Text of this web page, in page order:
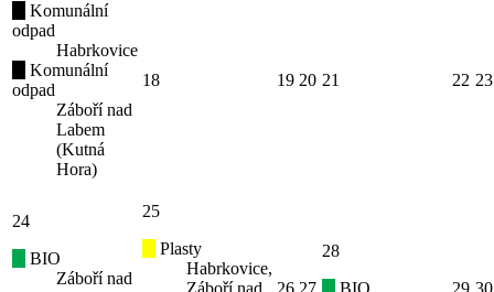
Komunální
odpad
Habrkovice
Komunální
odpad
Záboří nad
Labem
(Kutná
Hora)
18 19 20 21 22 23
24
BIO
Záboří nad
25
Plasty
Habrkovice,
28